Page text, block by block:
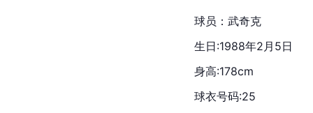
球员：武奇克
生日:1988年2月5日
身高:178cm
球衣号码:25